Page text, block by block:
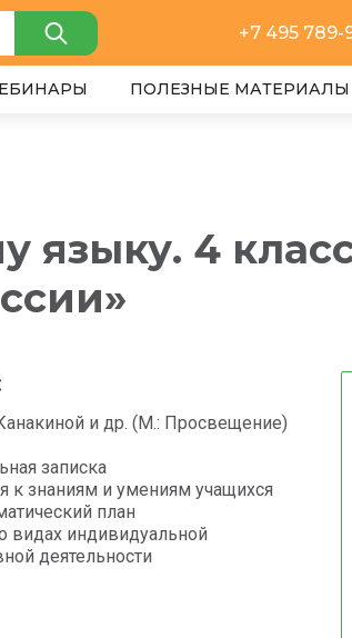
+7 495 789-
ПОЛЕЗНЫЕ МАТЕРИАЛЫ
языку. 4
и др. (М.: Просвещение)
записка
к знаниям и умениям учащихся
план
видах индивидуальной
деятельности